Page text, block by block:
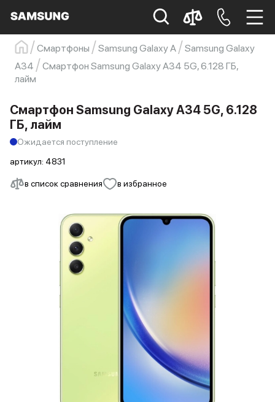
Samsung Смартфон s23
s23 ultra
Galaxy S22
Смартфоны Samsung Galaxy A
Samsung Galaxy
A34
Смартфон Samsung Galaxy A34 5G, 6.128 ГБ,
лайм
в список сравнения в избранное
Смартфон Samsung Galaxy A34 5G, 6.128
ГБ, лайм
Ожидается поступление
артикул: 4831